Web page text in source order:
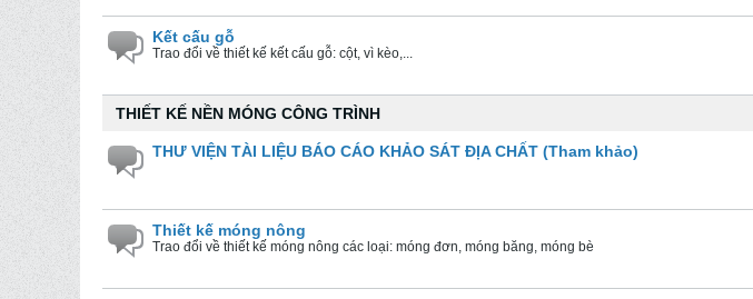
Kết cấu gỗ
Trao đổi về thiết kế kết cấu gỗ: cột, vì kèo,...
THIẾT KẾ NỀN MÓNG CÔNG TRÌNH
THƯ VIỆN TÀI LIỆU BÁO CÁO KHẢO SÁT ĐỊA CHẤT (Tham khảo)
Thiết kế móng nông
Trao đổi về thiết kế móng nông các loại: móng đơn, móng băng, móng bè